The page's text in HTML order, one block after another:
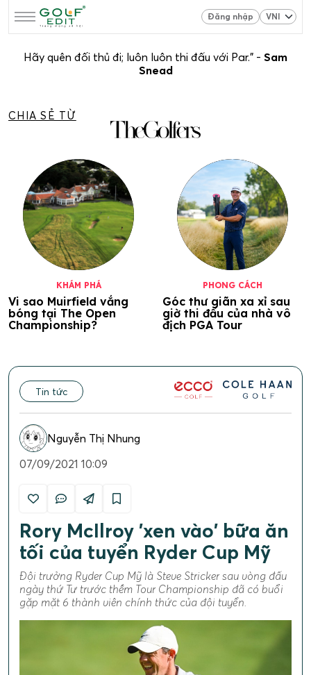
Đăng nhập
Hãy quên đối thủ đi; luôn luôn thi đấu với Par.” - Sam
Snead
CHIA SẺ TỪ
KHÁM PHÁ
Vi sao Muirfield vắng
bóng tại The Open
Championship?
PHONG CÁCH
Góc thư giãn xa xỉ sau
giờ thi đấu của nhà vô
địch PGA Tour
Tin tức
Nguyễn Thị Nhung
07/09/2021 10:09
Rory McIlroy 'xen vào' bữa ăn
tối của tuyển Ryder Cup Mỹ
Đội trưởng Ryder Cup Mỹ là Steve Stricker sau vòng đấu
ngày thứ Tư trước thềm Tour Championship đã có buổi
gặp mặt 6 thành viên chính thức của đội tuyển.